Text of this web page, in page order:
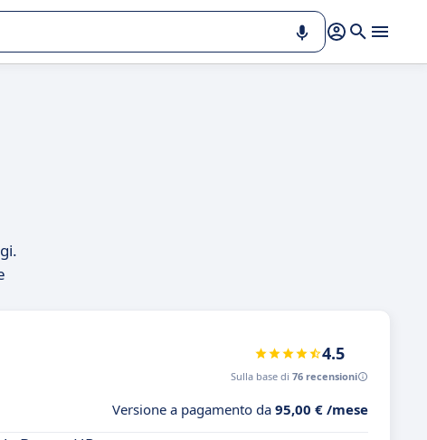
4.5
Sulla base di 76 recensioni
Versione a pagamento da 95,00 € /mese